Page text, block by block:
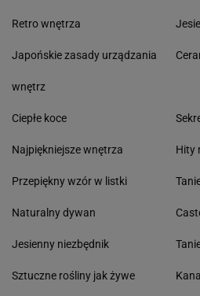
Retro wnętrza
Japońskie zasady urządzania
wnętrz
Ciepłe koce
Najpiękniejsze wnętrza
Przepiękny wzór w listki
Naturalny dywan
Jesienny niezbędnik
Sztuczne rośliny jak żywe
Hity